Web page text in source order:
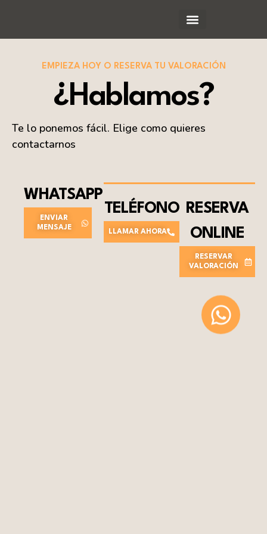
EMPIEZA HOY O RESERVA TU VALORACIÓN
¿Hablamos?
Te lo ponemos fácil. Elige como quieres
contactarnos
WHATSAPP
ENVIAR
MENSAJE
TELÉFONO
LLAMAR AHORA
RESERVA
ONLINE
RESERVAR
VALORACIÓN